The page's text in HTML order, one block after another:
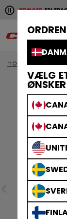
VÆLG
Pause the
LEVERINGERFRI
Hurtige leveringer
Home